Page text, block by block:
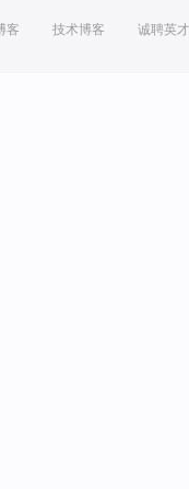
客 技术博客 诚聘英才